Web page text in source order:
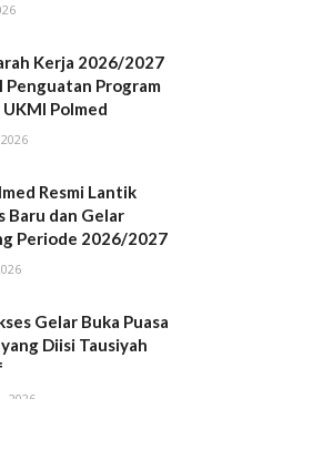
Kerja 2026/2027
Penguatan Program
UKMI Polmed
Resmi Lantik
Baru dan Gelar
Periode 2026/2027
Gelar Buka Puasa
Diisi Tausiyah
2026